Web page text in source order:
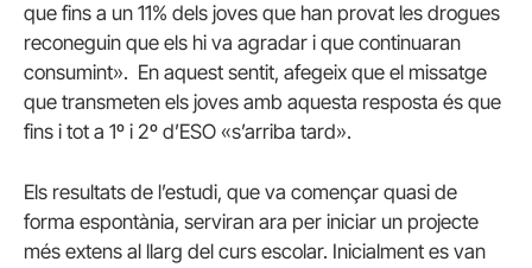
que fins a un 11% dels joves que han provat les drogues
reconeguin que els hi va agradar i que continuaran
consumint». En aquest sentit, afegeix que el missatge
que transmeten els joves amb aquesta resposta és que
fins i tot a 1º i 2º d’ESO «s’arriba tard».
Els resultats de l’estudi, que va començar quasi de
forma espontània, serviran ara per iniciar un projecte
més extens al llarg del curs escolar. Inicialment es van